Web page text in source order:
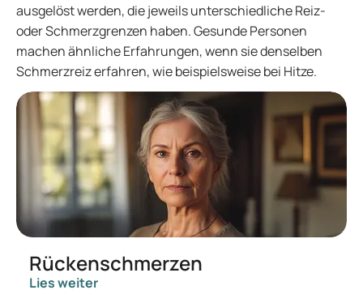
ausgelöst werden, die jeweils unterschiedliche Reiz-
oder Schmerzgrenzen haben. Gesunde Personen
machen ähnliche Erfahrungen, wenn sie denselben
Schmerzreiz erfahren, wie beispielsweise bei Hitze.
Rückenschmerzen
Lies weiter